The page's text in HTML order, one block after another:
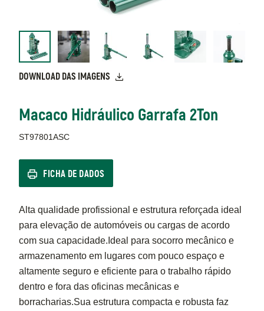
DOWNLOAD DAS IMAGENS
Macaco Hidráulico Garrafa 2Ton
ST97801ASC
FICHA DE DADOS
Alta qualidade profissional e estrutura reforçada ideal
para elevação de automóveis ou cargas de acordo
com sua capacidade.Ideal para socorro mecânico e
armazenamento em lugares com pouco espaço e
altamente seguro e eficiente para o trabalho rápido
dentro e fora das oficinas mecânicas e
borracharias.Sua estrutura compacta e robusta faz